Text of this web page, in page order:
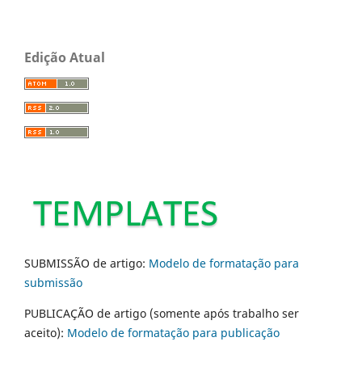
Edição Atual
SUBMISSÃO de artigo: Modelo de formatação para
submissão
PUBLICAÇÃO de artigo (somente após trabalho ser
aceito): Modelo de formatação para publicação